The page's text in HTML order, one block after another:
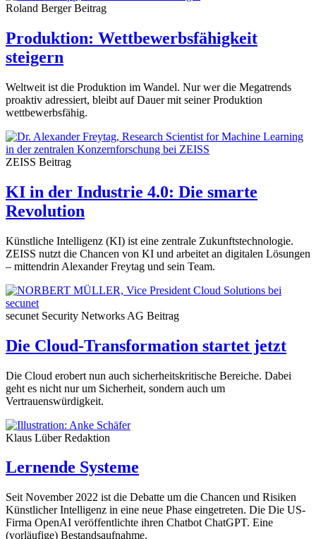
Roland BergerBeitrag
Produktion: Wettbewerbsfähigkeit
steigern
Weltweit ist die Produktion im Wandel. Nur wer die Megatrends
proaktiv adressiert, bleibt auf Dauer mit seiner Produktion
wettbewerbsfähig.
ZEISS Beitrag
KI in der Industrie 4.0: Die smarte
Revolution
Künstliche Intelligenz (KI) ist eine zentrale Zukunftstechnologie.
ZEISS nutzt die Chancen von KI und arbeitet an digitalen Lösungen
– mittendrin Alexander Freytag und sein Team.
secunet Security Networks AG Beitrag
Die Cloud-Transformation startet jetzt
Die Cloud erobert nun auch sicherheitskritische Bereiche. Dabei
geht es nicht nur um Sicherheit, sondern auch um
Vertrauenswürdigkeit.
Klaus LüberRedaktion
Lernende Systeme
Seit November 2022 ist die Debatte um die Chancen und Risiken
Künstlicher Intelligenz in eine neue Phase eingetreten. Die Die US-
Firma OpenAI veröffentlichte ihren Chatbot ChatGPT. Eine
(vorläufige) Bestandsaufnahme.